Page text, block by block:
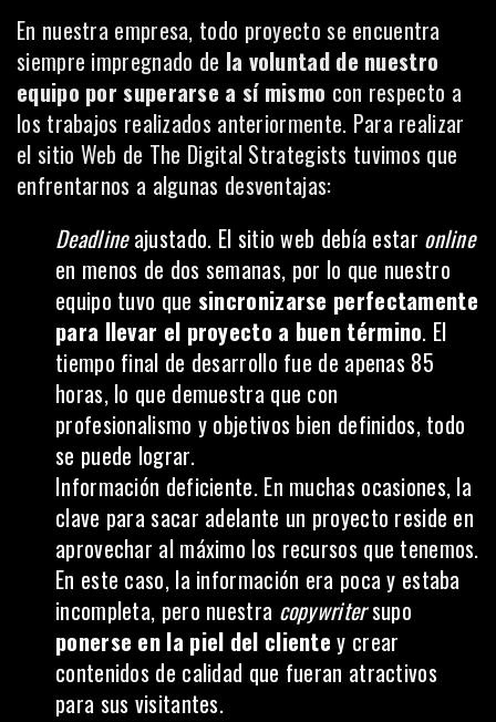
En nuestra empresa, todo proyecto se encuentra
siempre impregnado de la voluntad de nuestro
equipo por superarse a sí mismo con respecto a
los trabajos realizados anteriormente. Para realizar
el sitio Web de The Digital Strategists tuvimos que
enfrentarnos a algunas desventajas:
Deadlineajustado. El sitio web debía estar online
en menos de dos semanas, por lo que nuestro
equipo tuvo que sincronizarse perfectamente
para llevar el proyecto a buen término. El
tiempo final de desarrollo fue de apenas 85
horas, lo que demuestra que con
profesionalismo y objetivos bien definidos, todo
se puede lograr.
Información deficiente. En muchas ocasiones, la
clave para sacar adelante un proyecto reside en
aprovechar al máximo los recursos que tenemos.
En este caso, la información era poca y estaba
incompleta, pero nuestra copywritersupo
ponerse en la piel del cliente y crear
contenidos de calidad que fueran atractivos
para sus visitantes.